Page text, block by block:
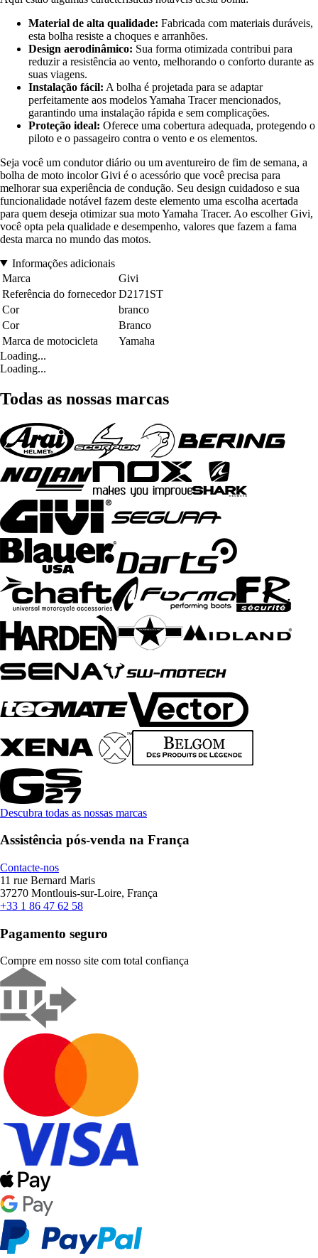
Material de alta qualidade: Fabricada com materiais duráveis,
esta bolha resiste a choques e arranhões.
Design aerodinâmico: Sua forma otimizada contribui para
reduzir a resistência ao vento, melhorando o conforto durante as
suas viagens.
Instalação fácil: A bolha é projetada para se adaptar
perfeitamente aos modelos Yamaha Tracer mencionados,
garantindo uma instalação rápida e sem complicações.
Proteção ideal: Oferece uma cobertura adequada, protegendo o
piloto e o passageiro contra o vento e os elementos.
Seja você um condutor diário ou um aventureiro de fim de semana, a
bolha de moto incolor Givi é o acessório que você precisa para
melhorar sua experiência de condução. Seu design cuidadoso e sua
funcionalidade notável fazem deste elemento uma escolha acertada
para quem deseja otimizar sua moto Yamaha Tracer. Ao escolher Givi,
você opta pela qualidade e desempenho, valores que fazem a fama
desta marca no mundo das motos.
Informações adicionais
Marca
Givi
Referência do fornecedor D2171ST
Cor
branco
Cor
Branco
Marca de motocicleta
Yamaha
Loading...
Loading...
Todas as nossas marcas
Descubra todas as nossas marcas
Assistência pós-venda na França
Contacte-nos
11 rue Bernard Maris
37270 Montlouis-sur-Loire, França
+33 1 86 47 62 58
Pagamento seguro
Compre em nosso site com total confiança